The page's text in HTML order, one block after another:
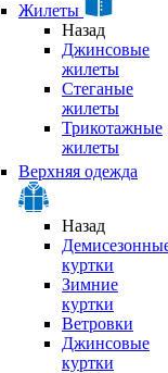
Жилеты
Назад
Джинсовые
жилеты
Стеганые
жилеты
Трикотажные
жилеты
Верхняя одежда
Назад
куртки
Зимние
куртки
Ветровки
Джинсовые
куртки